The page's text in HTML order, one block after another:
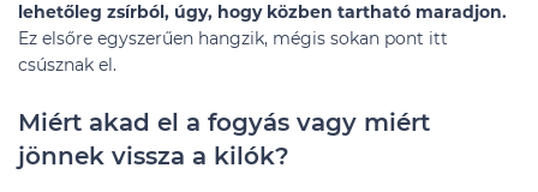
lehetőleg zsírból, úgy, hogy közben tartható maradjon.
Ez elsőre egyszerűen hangzik, mégis sokan pont itt
csúsznak el.
Miért akad el a fogyás vagy miért
jönnek vissza a kilók?